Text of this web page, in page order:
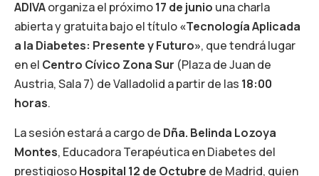
ADIVAorganiza el próximo17 de junio una charla
abierta y gratuita bajo el título«Tecnología Aplicada
a la Diabetes: Presente y Futuro», que tendrá lugar
en el Centro Cívico Zona Sur (Plaza de Juan de
Austria, Sala 7) de Valladolid a partir de las 18:00
horas.
La sesión estará a cargo de Dña. Belinda Lozoya
Montes, Educadora Terapéutica en Diabetes del
prestigiosoHospital 12 de Octubre de Madrid, quien